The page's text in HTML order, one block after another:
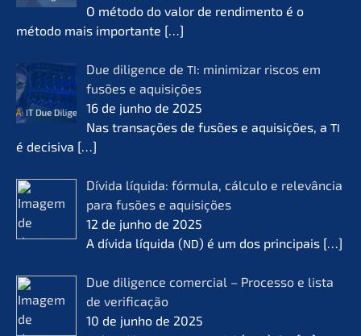
O método do valor de rendi­men­to é o
método mais importan­te […]
Due diligence de TI: minimi­zar riscos em
fusões e aquisi­ções
16 de junho de 2025
Nas transa­ções de fusões e aquisi­ções, a TI
é decisi­va […]
Dívida líqui­da: fórmu­la, cálcu­lo e relevân­cia
para fusões e aquisi­ções
12 de junho de 2025
A dívida líqui­da (ND) é um dos princi­pais […]
Due diligence comer­cial – Proces­so e lista
de verifi­ca­ção
10 de junho de 2025